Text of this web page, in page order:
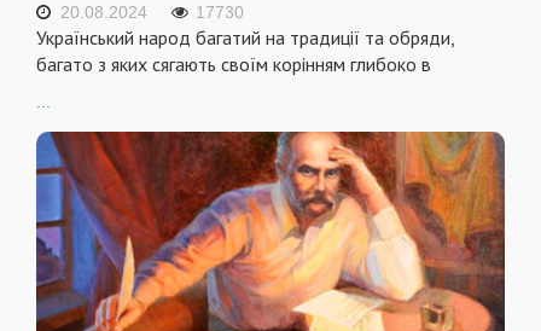
20.08.2024 17730
Український народ багатий на традиції та обряди,
багато з яких сягають своїм корінням глибоко в